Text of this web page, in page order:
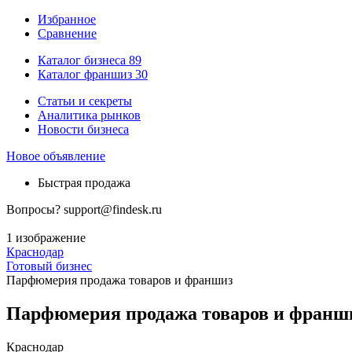
Избранное
Сравнение
Каталог бизнеса 89
Каталог франшиз 30
Статьи и секреты
Аналитика рынков
Новости бизнеса
Новое объявление
Быстрая продажа
Вопросы? support@findesk.ru
1 изображение
Краснодар
Готовый бизнес
Парфюмерия продажа товаров и франшиз
Парфюмерия продажа товаров и
Краснодар